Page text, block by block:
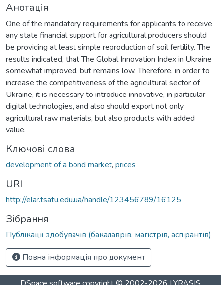
Анотація
One of the mandatory requirements for applicants to receive
any state financial support for agricultural producers should
be providing at least simple reproduction of soil fertility. The
results indicated, that The Global Innovation Index in Ukraine
somewhat improved, but remains low. Therefore, in order to
increase the competitiveness of the agricultural sector of
Ukraine, it is necessary to introduce innovative, in particular
digital technologies, and also should export not only
agricultural raw materials, but also products with added
value.
Ключові слова
development of a bond market, prices
URI
http://elar.tsatu.edu.ua/handle/123456789/16125
Зібрання
Публікації здобувачів (бакалаврів. магістрів, аспірантів)
Повна інформація про документ